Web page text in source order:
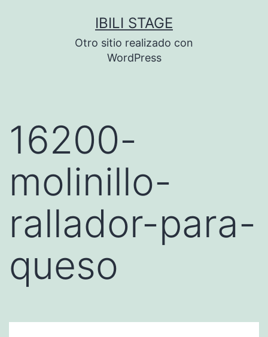
IBILI STAGE
Otro sitio realizado con
WordPress
16200-
molinillo-
rallador-para-
queso